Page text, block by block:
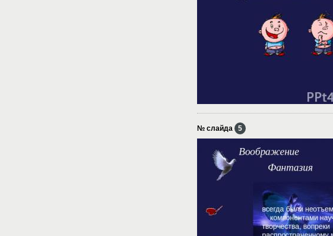
№ слайда 5